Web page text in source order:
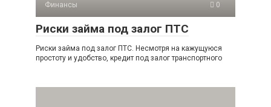
Финансы 0
Риски займа под залог ПТС
Риски займа под залог ПТС. Несмотря на кажущуюся
простоту и удобство, кредит под залог транспортного